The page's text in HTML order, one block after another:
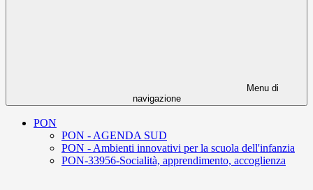
Menu di
navigazione
PON
PON - AGENDA SUD
PON - Ambienti innovativi per la scuola dell'infanzia
PON-33956-Socialità, apprendimento, accoglienza